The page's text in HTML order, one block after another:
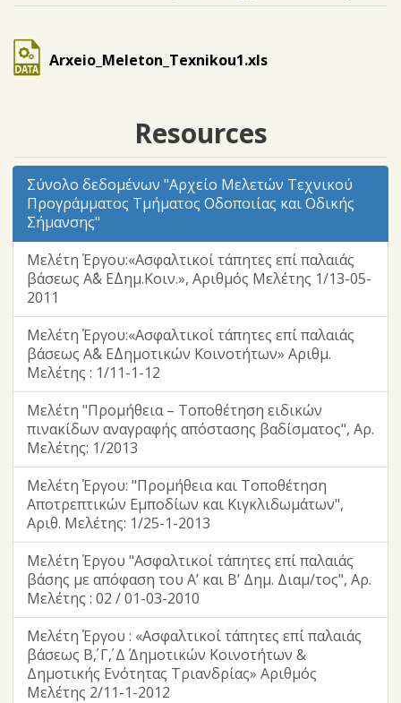
Arxeio_Meleton_Texnikou1.xls
Resources
Σύνολο δεδομένων "Αρχείο Μελετών Τεχνικού
Προγράμματος Τμήματος Οδοποιίας και Οδικής
Σήμανσης"
Μελέτη Έργου:«Ασφαλτικοί τάπητες επί παλαιάς
βάσεως Α΄& Ε΄Δημ.Κοιν.», Αριθμός Μελέτης 1/13-05-
2011
Μελέτη Έργου:«Ασφαλτικοί τάπητες επί παλαιάς
βάσεως Α΄& Ε΄Δημοτικών Κοινοτήτων» Αριθμ.
Μελέτης : 1/11-1-12
Μελέτη "Προμήθεια – Τοποθέτηση ειδικών
πινακίδων αναγραφής απόστασης βαδίσματος", Αρ.
Μελέτης: 1/2013
Μελέτη Έργου: "Προμήθεια και Τοποθέτηση
Αποτρεπτικών Εμποδίων και Κιγκλιδωμάτων",
Αριθ. Μελέτης: 1/25-1-2013
Μελέτη Έργου "Ασφαλτικοί τάπητες επί παλαιάς
βάσης με απόφαση του Α’ και Β’ Δημ. Διαμ/τος", Αρ.
Μελέτης : 02 / 01-03-2010
Μελέτη Έργου : «Ασφαλτικοί τάπητες επί παλαιάς
βάσεως Β΄, Γ΄, Δ΄ Δημοτικών Κοινοτήτων &
Δημοτικής Ενότητας Τριανδρίας» Αριθμός
Μελέτης 2/11-1-2012